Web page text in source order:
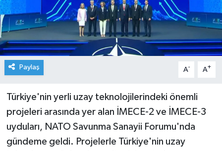
Paylaş A- A+
Türkiye'nin yerli uzay teknolojilerindeki önemli
projeleri arasında yer alan İMECE-2 ve İMECE-3
uyduları, NATO Savunma Sanayii Forumu'nda
gündeme geldi. Projelerle Türkiye'nin uzay